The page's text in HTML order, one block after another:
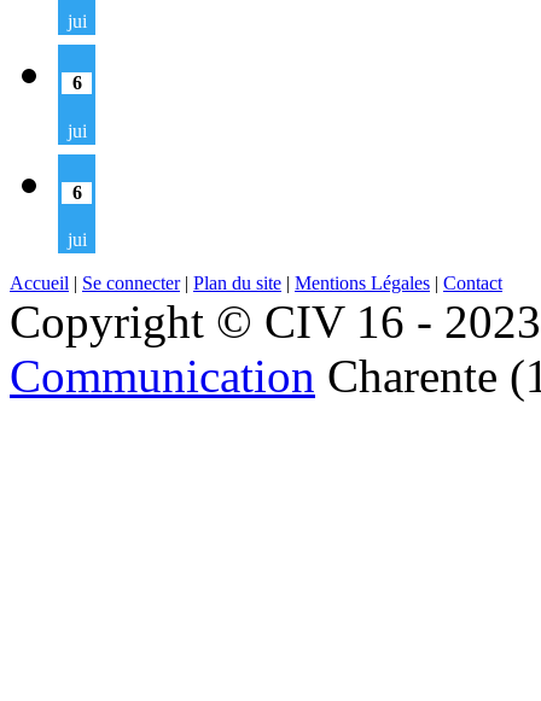
jui
6
jui
6
jui
Accueil | Se connecter| Plan du site | Mentions Légales | Contact
Copyright © CIV 16 -
Communication Charente